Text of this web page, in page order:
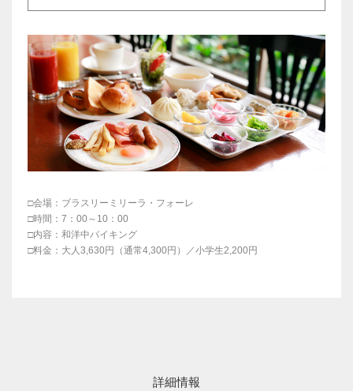
□会場：ブラスリーミリーラ・フォーレ
□時間：7：00～10：00
□内容：和洋中バイキング
□料金：大人3,630円（通常4,300円）／小学生2,200円
詳細情報